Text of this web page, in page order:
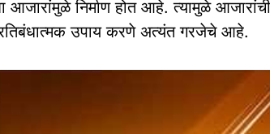
आजारांमुळे निर्माण होत आहे. त्यामुळे
उपाय करणे अत्यंत गरजेचे आहे.